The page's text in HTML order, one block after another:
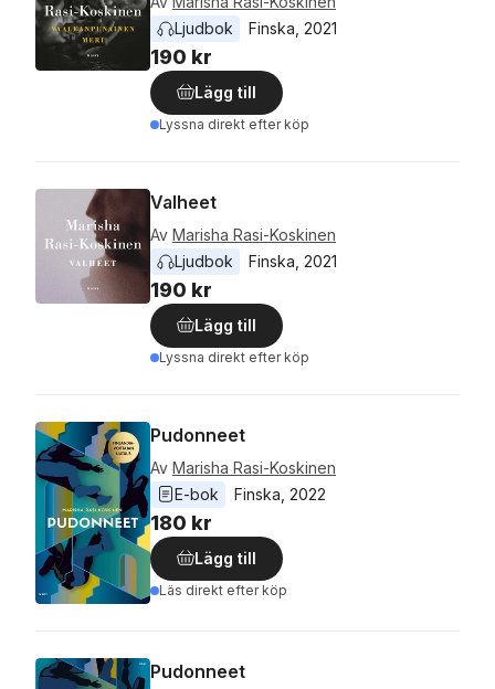
Ljudbok
Finska, 2021
190 kr
Lägg till
Lyssna direkt efter köp
Valheet
Av Marisha Rasi-Koskinen
Ljudbok
Finska, 2021
190 kr
Lägg till
Lyssna direkt efter köp
Pudonneet
Av Marisha Rasi-Koskinen
E-bok
Finska, 2022
180 kr
Lägg till
Läs direkt efter köp
Pudonneet